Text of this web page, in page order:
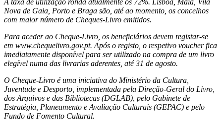
A taxa de utilização ronda atualmente os 72%. Lisboa, Maia, Vila
Nova de Gaia, Porto e Braga são, até ao momento, os concelhos
com maior número de Cheques-Livro emitidos.
Para aceder ao Cheque-Livro, os beneficiários devem registar-se
em www.chequelivro.gov.pt. Após o registo, o respetivo voucher fica
imediatamente disponível para ser utilizado na compra de um livro
elegível numa das livrarias aderentes, até 31 de agosto.
O Cheque-Livro é uma iniciativa do Ministério da Cultura,
Juventude e Desporto, implementada pela Direção-Geral do Livro,
dos Arquivos e das Bibliotecas (DGLAB), pelo Gabinete de
Estratégia, Planeamento e Avaliação Culturais (GEPAC) e pelo
Fundo de Fomento Cultural.